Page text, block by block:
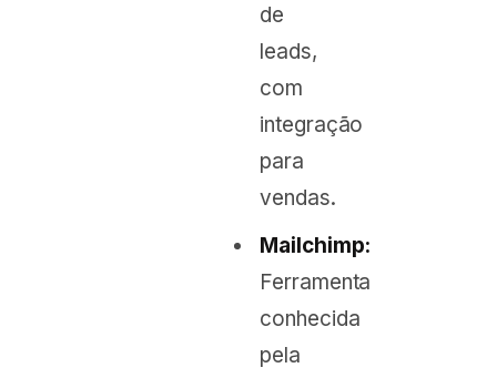
de
leads,
com
integração
para
vendas.
Mailchimp:
Ferramenta
conhecida
pela